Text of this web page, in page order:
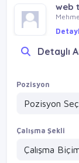
web
Detaylı
Pozisyon
Çalışma Şekli